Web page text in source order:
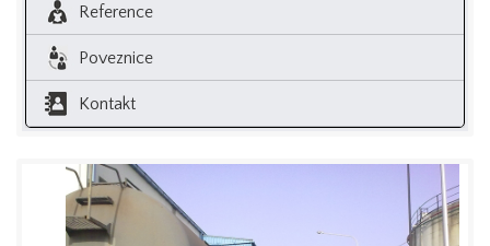
Reference
Poveznice
Kontakt